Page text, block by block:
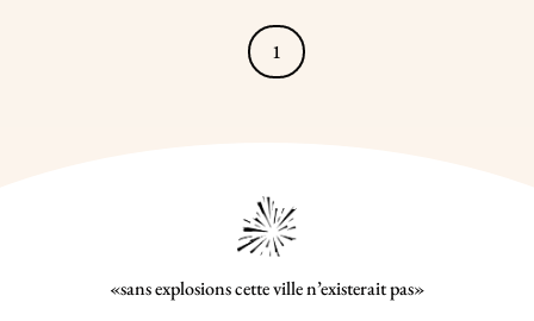
1
«sans explosions cette ville n’existerait pas»